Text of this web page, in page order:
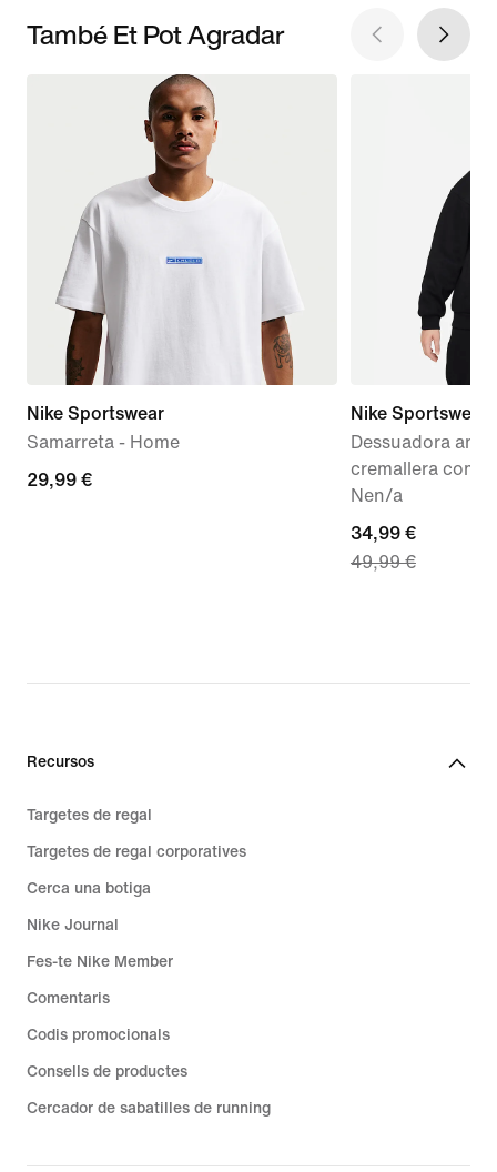
També Et Pot Agradar
Nike Sportswear
Samarreta - Home
29,99 €
29,99 €
Nike Sportswear
Dessuadora
cremallera
Nen/a
current
price
49,99 €
34,99 €
49,99 €
Recursos
Targetes de regal
Targetes de regal corporatives
Cerca una botiga
Nike Journal
Fes-te Nike Member
Comentaris
Codis promocionals
Consells de productes
Cercador de sabatilles de running